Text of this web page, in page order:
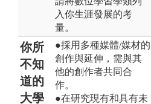
入你生涯發展的考
量。
你所
不知
道的
大學
●採用多種媒體/媒材的
創作與延伸，需與其
他的創作者共同合
作。
●在研究現有和具有未